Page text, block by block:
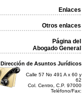
Enlaces
Otros enlaces
Página del
Abogado General
Dirección de Asuntos Jurídicos
Calle 57 No 491 A x 60 y
62
Col. Centro, C.P. 97000
Teléfono/Fax: